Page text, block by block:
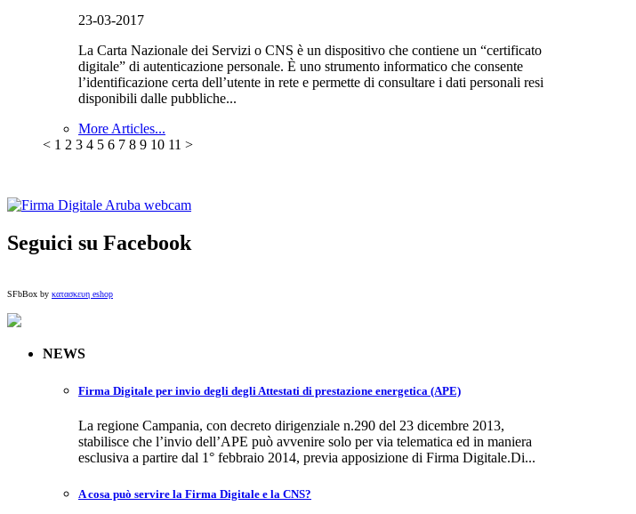
23-03-2017
La Carta Nazionale dei Servizi o CNS è un dispositivo che contiene un “certificato
digitale” di autenticazione personale. È uno strumento informatico che consente
l’identificazione certa dell’utente in rete e permette di consultare i dati personali resi
disponibili dalle pubbliche...
More Articles...
< 1 2 3 4 5 6 7 8 9 10 11 >
Seguici su Facebook
SFbBox by κατασκευη eshop
NEWS
Firma Digitale per invio degli degli Attestati di prestazione energetica (APE)
La regione Campania, con decreto dirigenziale n.290 del 23 dicembre 2013,
stabilisce che l’invio dell’APE può avvenire solo per via telematica ed in maniera
esclusiva a partire dal 1° febbraio 2014, previa apposizione di Firma Digitale.Di...
A cosa può servire la Firma Digitale e la CNS?